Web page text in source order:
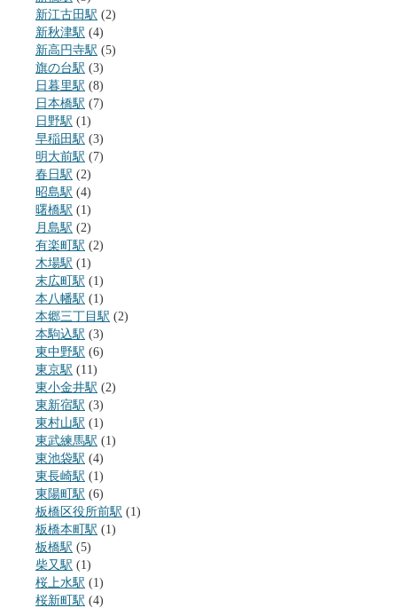
新江古田駅 (2)
新秋津駅 (4)
新高円寺駅 (5)
旗の台駅 (3)
日暮里駅 (8)
日本橋駅 (7)
日野駅 (1)
早稲田駅 (3)
明大前駅 (7)
春日駅 (2)
昭島駅 (4)
曙橋駅 (1)
月島駅 (2)
有楽町駅 (2)
木場駅 (1)
末広町駅 (1)
本八幡駅 (1)
本郷三丁目駅 (2)
本駒込駅 (3)
東中野駅 (6)
東京駅 (11)
東小金井駅 (2)
東新宿駅 (3)
東村山駅 (1)
東武練馬駅 (1)
東池袋駅 (4)
東長崎駅 (1)
東陽町駅 (6)
板橋区役所前駅 (1)
板橋本町駅 (1)
板橋駅 (5)
柴又駅 (1)
桜上水駅 (1)
桜新町駅 (4)